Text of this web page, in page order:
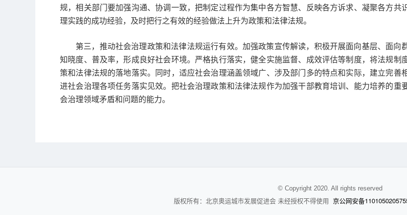
规，相关部门要加强沟通、协调一致，把制定过程作为集中各方智慧、反映各方诉求、凝聚各方
理实践的成功经验，及时把行之有效的经验做法上升为政策和法律法规。
第三，推动社会治理政策和法律法规运行有效。加强政策宣传解读，积极开展面向基层、面
知晓度、普及率，形成良好社会环境。严格执行落实，健全实施监督、成效评估等制度，将法规
策和法律法规的落地落实。同时，适应社会治理涵盖领域广、涉及部门多的特点和实际，建立完
进社会治理各项任务落实见效。把社会治理政策和法律法规作为加强干部教育培训、能力培养的
会治理领域矛盾和问题的能力。
© Copyright 2020. All rights reserved
版权所有：北京奥运城市发展促进会 未经授权不得使用 京公网安备